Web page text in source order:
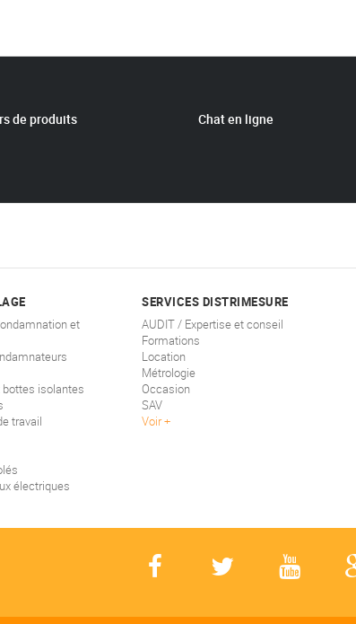
de produits
Chat en ligne
et
isolantes
travail
électriques
SERVICES DISTRIMESURE
AUDIT / Expertise et conseil
Formations
Location
Métrologie
Occasion
SAV
Voir